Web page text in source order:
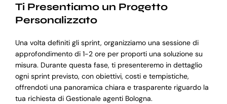
Ti Presentiamo un Progetto
Personalizzato
Una volta definiti gli sprint, organizziamo una sessione di
approfondimento di 1-2 ore per proporti una soluzione su
misura. Durante questa fase, ti presenteremo in dettaglio
ogni sprint previsto, con obiettivi, costi e tempistiche,
offrendoti una panoramica chiara e trasparente riguardo la
tua richiesta di Gestionale agenti Bologna.